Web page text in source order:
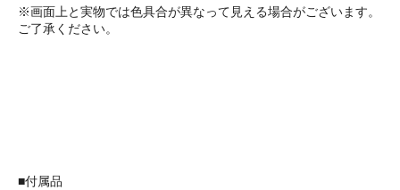
※画面上と実物では色具合が異なって見える場合がございます。
ご了承ください。
■付属品